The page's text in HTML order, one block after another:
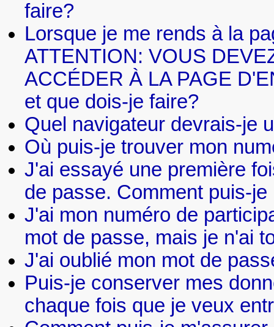
faire?
Lorsque je me rends à la
ATTENTION: VOUS
ACCÉDER À LA PAGE
et que dois-je faire?
Quel navigateur devrais-je
Où puis-je trouver mon
J'ai essayé une première
de passe. Comment puis-
J'ai mon numéro de
mot de passe, mais je n'ai
J'ai oublié mon mot de
Puis-je conserver mes
chaque fois que je veux